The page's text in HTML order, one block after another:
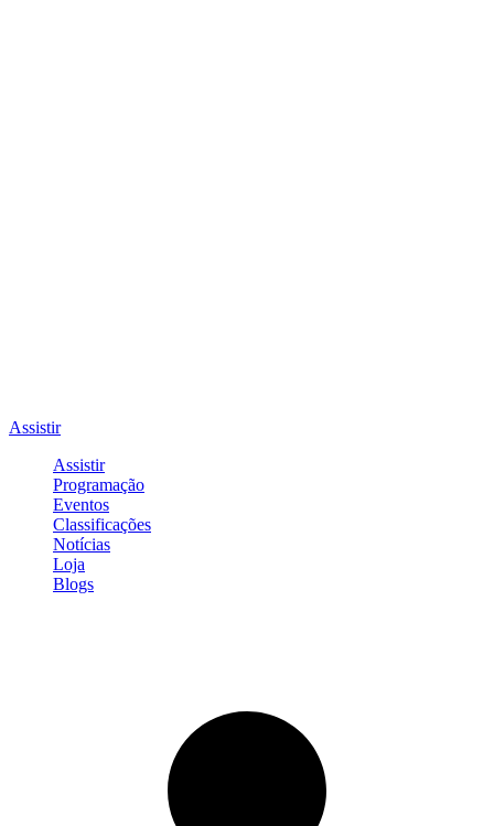
Assistir
Assistir
Programação
Eventos
Classificações
Notícias
Loja
Blogs